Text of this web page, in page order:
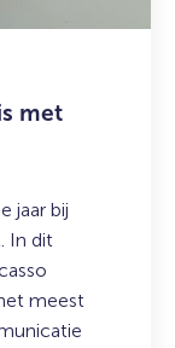
met
jaar bij
In dit
meest